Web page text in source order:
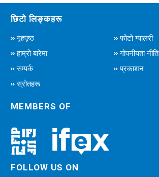
छिटो लिङ्कहरू
गृहपृष्ठ
फोटो ग्यालरी
हाम्रो बारेमा
गोपनीयता नीति
सम्पर्क
प्रकाशन
स्रोतहरू
MEMBERS OF
FOLLOW US ON